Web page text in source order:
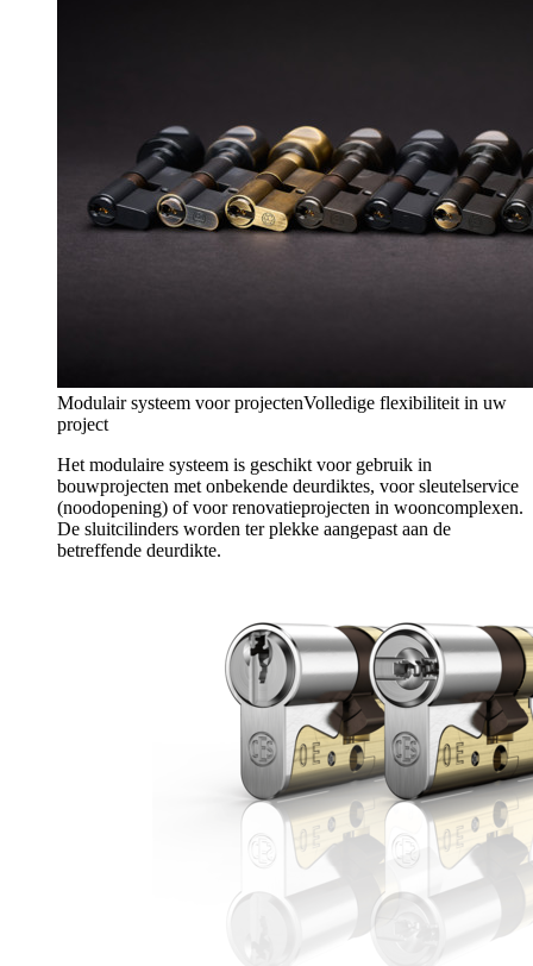
Modulair systeem voor projectenVolledige flexibiliteit in uw
project
Het modulaire systeem is geschikt voor gebruik in
bouwprojecten met onbekende deurdiktes, voor sleutelservice
(noodopening) of voor renovatieprojecten in wooncomplexen.
De sluitcilinders worden ter plekke aangepast aan de
betreffende deurdikte.